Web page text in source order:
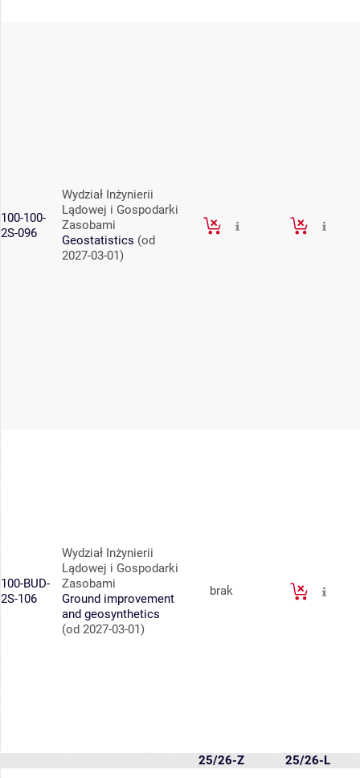
100-100-
2S-096
Wydział Inżynierii
Lądowej i Gospodarki
Zasobami
Geostatistics (od
2027-03-01)
100-BUD-
2S-106
Wydział Inżynierii
Lądowej i Gospodarki
Zasobami
Ground improvement
and geosynthetics
(od 2027-03-01)
brak
25/26-Z 25/26-L